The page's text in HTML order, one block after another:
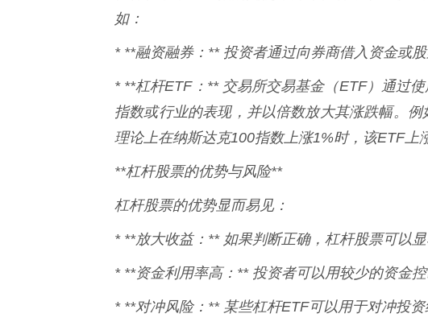
如：
* **融资融券：** 投资者通过向券商借入资金或
* **杠杆ETF：** 交易所交易基金（ETF）通过
指数或行业的表现，并以倍数放大其涨跌幅。
理论上在纳斯达克100指数上涨1%时，该ETF上
**杠杆股票的优势与风险**
杠杆股票的优势显而易见：
* **放大收益：** 如果判断正确，杠杆股票可以显
* **资金利用率高：** 投资者可以用较少的资金控
* **对冲风险：** 某些杠杆ETF可以用于对冲投资